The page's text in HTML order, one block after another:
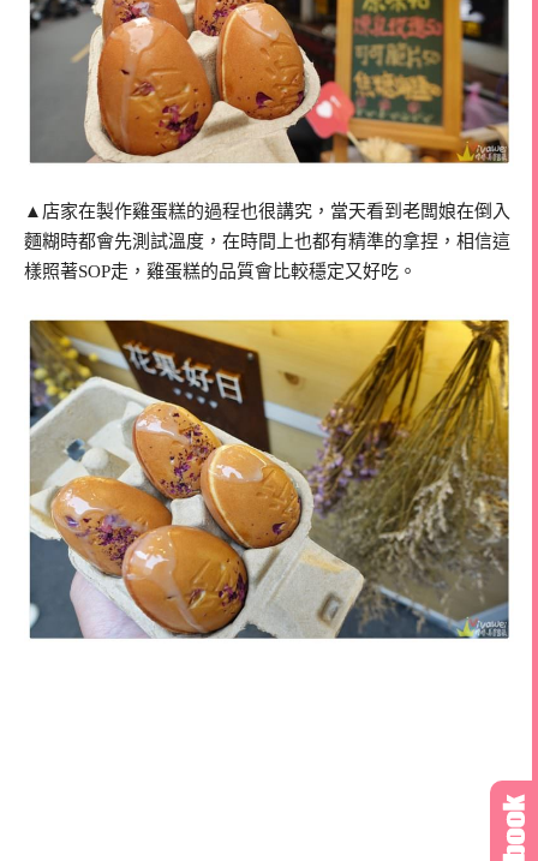
▲店家在製作雞蛋糕的過程也很講究，當天看到老闆娘在倒入
麵糊時都會先測試溫度，在時間上也都有精準的拿捏，相信這
樣照著SOP走，雞蛋糕的品質會比較穩定又好吃。